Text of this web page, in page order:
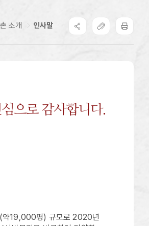
소개 인사말
으로 감사합니다.
약19,000평) 규모로 2020년